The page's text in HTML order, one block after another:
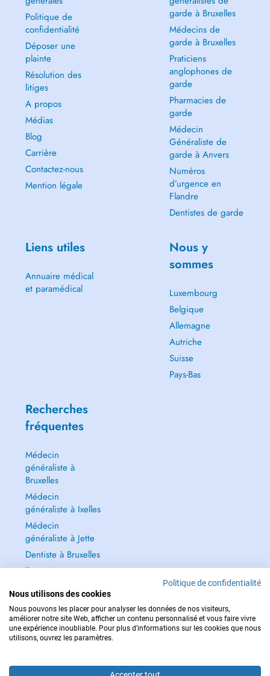
Politique de
confidentialité
Déposer une
plainte
Résolution des
litiges
A propos
Médias
Blog
Carrière
Contactez-nous
Mention légale
garde à Bruxelles
Médecins de
garde à Bruxelles
Praticiens
anglophones de
garde
Pharmacies de
garde
Médecin
Généraliste de
garde à Anvers
Numéros
d’urgence en
Flandre
Dentistes de garde
Liens utiles
Annuaire médical
et paramédical
Nous y
sommes
Luxembourg
Belgique
Allemagne
Autriche
Suisse
Pays-Bas
Recherches
fréquentes
Médecin
généraliste à
Bruxelles
Médecin
généraliste à Ixelles
Médecin
généraliste à Jette
Dentiste à Bruxelles
Tout voir →
POUR LES URGENCES, CONSULTEZ : 112
Politique de confidentialité
Nous utilisons des cookies
Nous pouvons les placer pour analyser les données de nos visiteurs,
améliorer notre site Web, afficher un contenu personnalisé et vous faire vivre
une expérience inoubliable. Pour plus d'informations sur les cookies que nous
utilisons, ouvrez les paramètres.